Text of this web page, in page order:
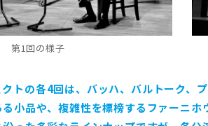
第1回の様子
トの各4回は、バッハ、バルトーク、
小品や、複雑性を標榜するファーニ